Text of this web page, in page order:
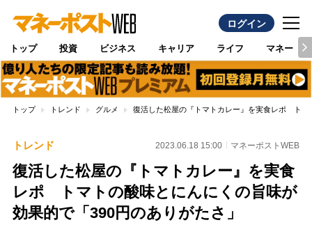
ログイン
トップ 投資 ビジネス キャリア ライフ マネー
トップ トレンド グルメ 復活した松屋の『トマトカレー』を実食レポ トマ
トレンド 2023.06.18 15:00 マネーポストWEB
復活した松屋の『トマトカレー』を実食
レポ トマトの酸味とにんにくの旨味が
効果的で「390円のありがたさ」